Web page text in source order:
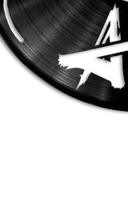
Нажмите, чтобы увеличить